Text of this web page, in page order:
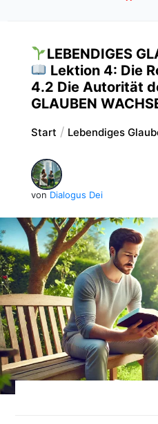
LEBENDIGES
Lektion 4: Die
4.2 Die Autorität
GLAUBEN
Start Lebendiges
von Dialogus Dei